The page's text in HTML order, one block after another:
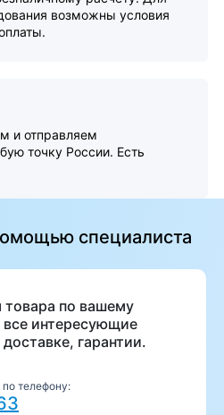
возможны условия
и отправляем
точку России. Есть
специалиста
по вашему
все интересующие
гарантии.
телефону: